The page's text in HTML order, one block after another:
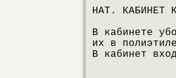
НАТ. КАБИНЕТ
В кабинете
их в
В кабинет